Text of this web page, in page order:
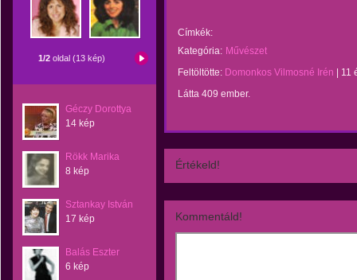
1/2 oldal (13 kép)
Géczy Dorottya
14 kép
Rökk Marika
8 kép
Sztankay István
17 kép
Balás Eszter
6 kép
Címkék:
Kategória: Művészet
Feltöltötte: Domonkos Vilmosné Irén
11
Látta 409 ember.
Értékeld!
Kommentáld!